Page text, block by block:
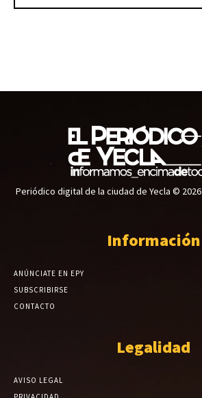
Periódico digital de la ciudad de Yecla © 2026
Información
ANÚNCIATE EN EPY
SUBSCRIBIRSE
CONTACTO
Legalidad
AVISO LEGAL